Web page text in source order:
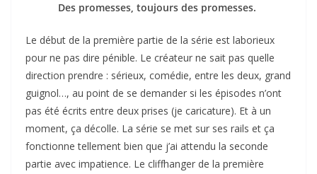
Des promesses, toujours des promesses.
Le début de la première partie de la série est laborieux
pour ne pas dire pénible. Le créateur ne sait pas quelle
direction prendre : sérieux, comédie, entre les deux, grand
guignol…, au point de se demander si les épisodes n’ont
pas été écrits entre deux prises (je caricature). Et à un
moment, ça décolle. La série se met sur ses rails et ça
fonctionne tellement bien que j’ai attendu la seconde
partie avec impatience. Le cliffhanger de la première